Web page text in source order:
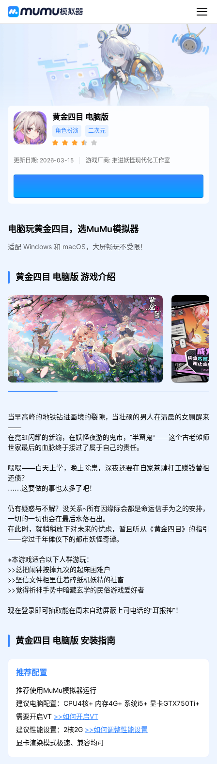
黄金四目 电脑版
角色扮演 二次元
更新日期: 2026-03-15 游戏厂商: 推进妖怪现代化工作室
电脑玩黄金四目，选MuMu模拟器
适配 Windows 和 macOS，大屏畅玩不受限！
黄金四目 电脑版游戏介绍
当早高峰的地铁钻进画境的裂隙，当壮硕的男人在清晨的女厕醒来
——
在霓虹闪耀的新渝，在妖怪夜游的鬼市，”半窟鬼“——这个古老傩师
世家最后的血脉终于接过了属于自己的责任。
喂喂——白天上学，晚上除祟，深夜还要在自家茶肆打工赚钱替祖
还债？
……这要做的事也太多了吧！
仍有疑惑与不解？没关系~所有因缘际会都是命运信手为之的安排，
一切的一切也会在最后水落石出。
在此时，就稍稍放下对未来的忧虑，暂且听从《黄金四目》的指引
——穿过千年傩仪下的都市妖怪奇谭。
※本游戏适合以下人群游玩：
>>总把闹钟按掉九次的起床困难户
>>坚信文件柜里住着碎纸机妖精的社畜
>>觉得祈神手势中暗藏玄学的民俗游戏爱好者
现在登录即可抽取能在周末自动屏蔽上司电话的“耳报神”！
黄金四目 电脑版 安装指南
推荐配置
推荐使用MuMu模拟器运行
建议电脑配置：CPU4核+ 内存4G+ 系统i5+ 显卡GTX750Ti+
需要开启VT >>如何开启VT
建议性能设置：2核2G >>如何调整性能设置
显卡渲染模式极速、兼容均可